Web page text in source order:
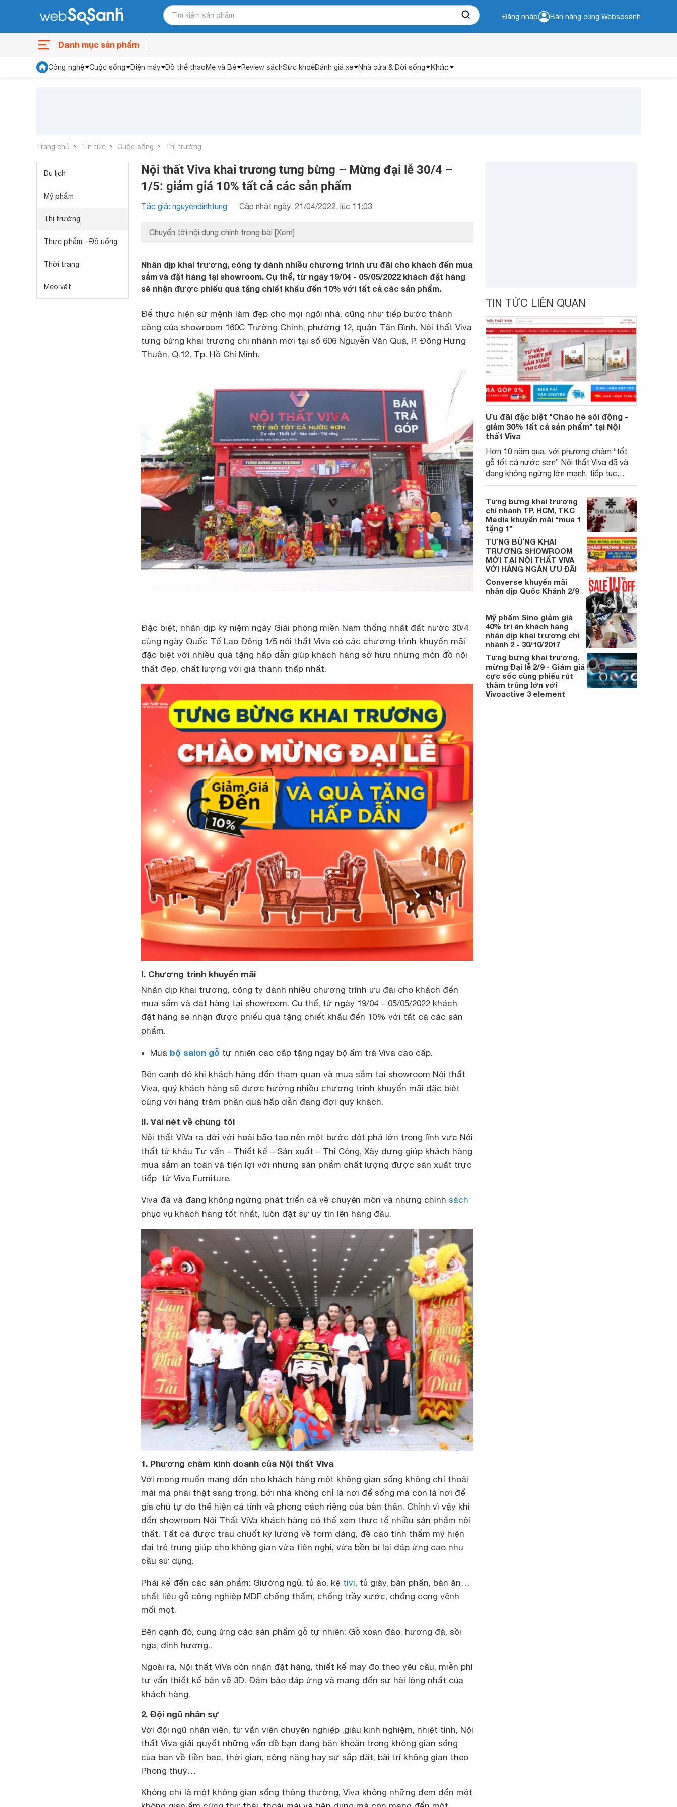
Đăng nhập Bán hàng cùng Websosanh
Danh mục sản phẩm
Công nghệ Cuộc sống Điện máy Đồ thể thaoMẹ và Bé Review sáchSức khoẻĐánh giá xe Nhà cửa & Đời sống Khác
Trang chủ Tin tức Cuộc sống Thị trường
Du lịch
Mỹ phẩm
Thị trường
Thực phẩm - Đồ uống
Thời trang
Mẹo vặt
Nội thất Viva khai trương tưng bừng – Mừng đại lễ 30/4 –
1/5: giảm giá 10% tất cả các sản phẩm
Tác giả: nguyendinhtung Cập nhật ngày: 21/04/2022, lúc 11:03
Chuyển tới nội dung chính trong bài [Xem]
Nhân dịp khai trương, công ty dành nhiều chương trình ưu đãi cho khách đến mua
sắm và đặt hàng tại showroom. Cụ thể, từ ngày 19/04 - 05/05/2022 khách đặt hàng
sẽ nhận được phiếu quà tặng chiết khấu đến 10% với tất cả các sản phẩm.
Để thực hiện sứ mệnh làm đẹp cho mọi ngôi nhà, cũng như tiếp bước thành
công của showroom 160C Trường Chinh, phường 12, quận Tân Bình. Nội thất Viva
tưng bừng khai trương chi nhánh mới tại số 606 Nguyễn Văn Quá, P. Đông Hưng
Thuận, Q.12, Tp. Hồ Chí Minh.
Đặc biệt, nhân dịp kỷ niệm ngày Giải phóng miền Nam thống nhất đất nước 30/4
cùng ngày Quốc Tế Lao Động 1/5 nội thất Viva có các chương trình khuyến mãi
đặc biệt với nhiều quà tặng hấp dẫn giúp khách hàng sở hữu những món đồ nội
thất đẹp, chất lượng với giá thành thấp nhất.
I. Chương trình khuyến mãi
Nhân dịp khai trương, công ty dành nhiều chương trình ưu đãi cho khách đến
mua sắm và đặt hàng tại showroom. Cụ thể, từ ngày 19/04 – 05/05/2022 khách
đặt hàng sẽ nhận được phiếu quà tặng chiết khấu đến 10% với tất cả các sản
phẩm.
Mua bộ salon gỗ tự nhiên cao cấp tặng ngay bộ ấm trà Viva cao cấp.
Bên cạnh đó khi khách hàng đến tham quan và mua sắm tại showroom Nội thất
Viva, quý khách hàng sẽ được hưởng nhiều chương trình khuyến mãi đặc biệt
cùng với hàng trăm phần quà hấp dẫn đang đợi quý khách.
II. Vài nét về chúng tôi
Nội thất ViVa ra đời với hoài bão tạo nên một bước đột phá lớn trong lĩnh vực Nội
thất từ khâu Tư vấn – Thiết kế – Sản xuất – Thi Công, Xây dựng giúp khách hàng
mua sắm an toàn và tiện lợi với những sản phẩm chất lượng được sản xuất trực
tiếp từ Viva Furniture.
Viva đã và đang không ngừng phát triển cả về chuyên môn và những chính sách
phục vụ khách hàng tốt nhất, luôn đặt sự uy tín lên hàng đầu.
1. Phương châm kinh doanh của Nội thất Viva
Với mong muốn mang đến cho khách hàng một không gian sống không chỉ thoải
mái mà phải thật sang trọng, bởi nhà không chỉ là nơi để sống mà còn là nơi để
gia chủ tự do thể hiện cá tính và phong cách riêng của bản thân. Chính vì vậy khi
đến showroom Nội Thất ViVa khách hàng có thể xem thực tế nhiều sản phẩm nội
thất. Tất cả được trau chuốt kỹ lưỡng về form dáng, đề cao tính thẩm mỹ hiện
đại trẻ trung giúp cho không gian vừa tiện nghi, vừa bền bỉ lại đáp ứng cao nhu
cầu sử dụng.
Phải kể đến các sản phẩm: Giường ngủ, tủ áo, kệ tivi, tủ giày, bàn phấn, bàn ăn…
chất liệu gỗ công nghiệp MDF chống thấm, chống trầy xước, chống cong vênh
mối mọt.
Bên cạnh đó, cung ứng các sản phẩm gỗ tự nhiên: Gỗ xoan đào, hương đá, sồi
nga, đinh hương..
Ngoài ra, Nội thất ViVa còn nhận đặt hàng, thiết kế may đo theo yêu cầu, miễn phí
tư vấn thiết kế bản vẽ 3D. Đảm bảo đáp ứng và mang đến sự hài lòng nhất của
khách hàng.
2. Đội ngũ nhân sự
Với đội ngũ nhân viên, tư vấn viên chuyên nghiệp ,giàu kinh nghiệm, nhiệt tình, Nội
thất Viva giải quyết những vấn đề bạn đang băn khoăn trong không gian sống
của bạn về tiền bạc, thời gian, công năng hay sự sắp đặt, bài trí không gian theo
Phong thuỷ…
Không chỉ là một không gian sống thông thường, Viva không những đem đến một
TIN TỨC LIÊN QUAN
Ưu đãi đặc biệt "Chào hè sôi động -
giảm 30% tất cả sản phẩm" tại Nội
thất Viva
Hơn 10 năm qua, với phương châm “tốt
gỗ tốt cả nước sơn” Nội thất Viva đã và
đang không ngừng lớn mạnh, tiếp tục
khẳng định là một trong những đơn vị tiên
phong trong lĩnh vực tư vấn thiết kế, sản
xuất và thi công nội thất.
Tưng bừng khai trương
chi nhánh TP. HCM, TKC
Media khuyến mãi “mua 1
tặng 1”
TƯNG BỪNG KHAI
TRƯƠNG SHOWROOM
MỚI TẠI NỘI THẤT VIVA
VỚI HÀNG NGÀN ƯU ĐÃI
Converse khuyến mãi
nhân dịp Quốc Khánh 2/9
Mỹ phẩm Sino giảm giá
40% tri ân khách hàng
nhân dịp khai trương chi
nhánh 2 - 30/10/2017
Tưng bừng khai trương,
mừng Đại lễ 2/9 - Giảm giá
cực sốc cùng phiếu rút
thăm trúng lớn với
Vivoactive 3 element